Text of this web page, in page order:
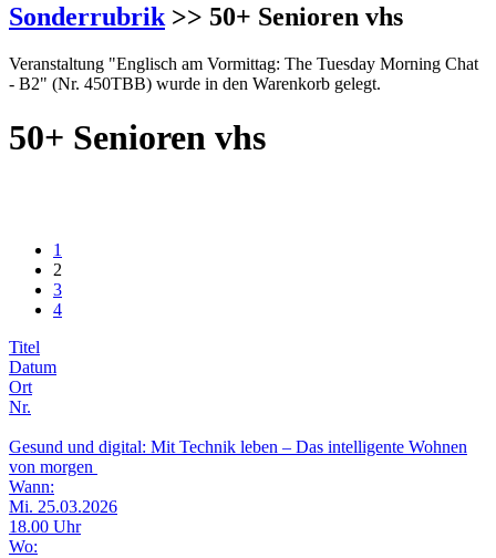
Sonderrubrik >> 50+ Senioren vhs
Veranstaltung "Englisch am Vormittag: The Tuesday Morning Chat
- B2" (Nr. 450TBB) wurde in den Warenkorb gelegt.
50+ Senioren vhs
1
2
3
4
Titel
Datum
Ort
Nr.
Gesund und digital: Mit Technik leben – Das intelligente Wohnen
von morgen
Wann:
Mi. 25.03.2026
18.00 Uhr
Wo: